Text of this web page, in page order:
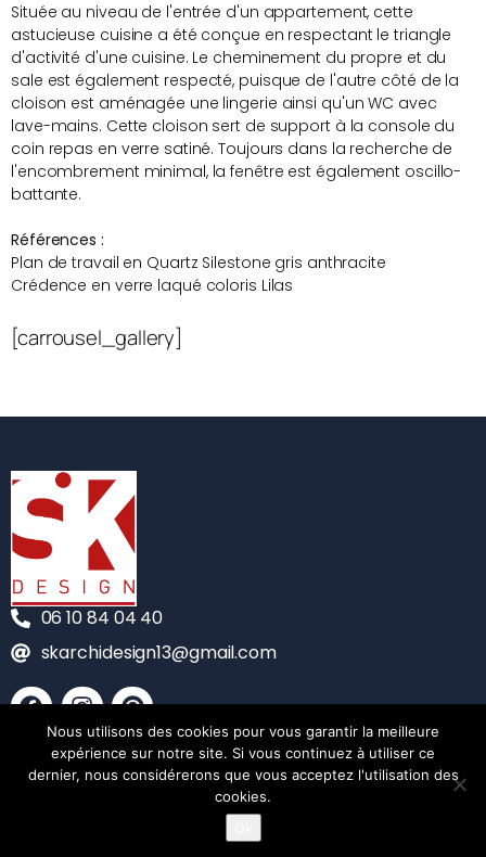
Située au niveau de l'entrée d'un appartement, cette
astucieuse cuisine a été conçue en respectant le triangle
d'activité d'une cuisine. Le cheminement du propre et du
sale est également respecté, puisque de l'autre côté de la
cloison est aménagée une lingerie ainsi qu'un WC avec
lave-mains. Cette cloison sert de support à la console du
coin repas en verre satiné. Toujours dans la recherche de
l'encombrement minimal, la fenêtre est également oscillo-
battante.
Références :
Plan de travail en Quartz Silestone gris anthracite
Crédence en verre laqué coloris Lilas
[carrousel_gallery]
06 10 84 04 40
skarchidesign13@gmail.com
CONTACT
MENTIONS LÉGALES
Nous utilisons des cookies pour vous garantir la meilleure
expérience sur notre site. Si vous continuez à utiliser ce
dernier, nous considérerons que vous acceptez l'utilisation des
cookies.